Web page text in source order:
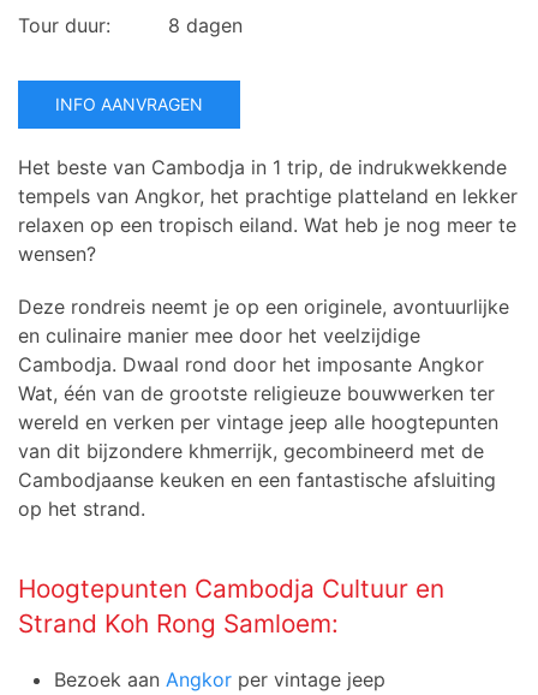
Tour duur: 8 dagen
INFO AANVRAGEN
Het beste van Cambodja in 1 trip, de indrukwekkende
tempels van Angkor, het prachtige platteland en lekker
relaxen op een tropisch eiland. Wat heb je nog meer te
wensen?
Deze rondreis neemt je op een originele, avontuurlijke
en culinaire manier mee door het veelzijdige
Cambodja. Dwaal rond door het imposante Angkor
Wat, één van de grootste religieuze bouwwerken ter
wereld en verken per vintage jeep alle hoogtepunten
van dit bijzondere khmerrijk, gecombineerd met de
Cambodjaanse keuken en een fantastische afsluiting
op het strand.
Hoogtepunten Cambodja Cultuur en
Strand Koh Rong Samloem:
Bezoek aan Angkor per vintage jeep